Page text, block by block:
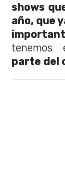
shows
año, que
tenemos
parte del